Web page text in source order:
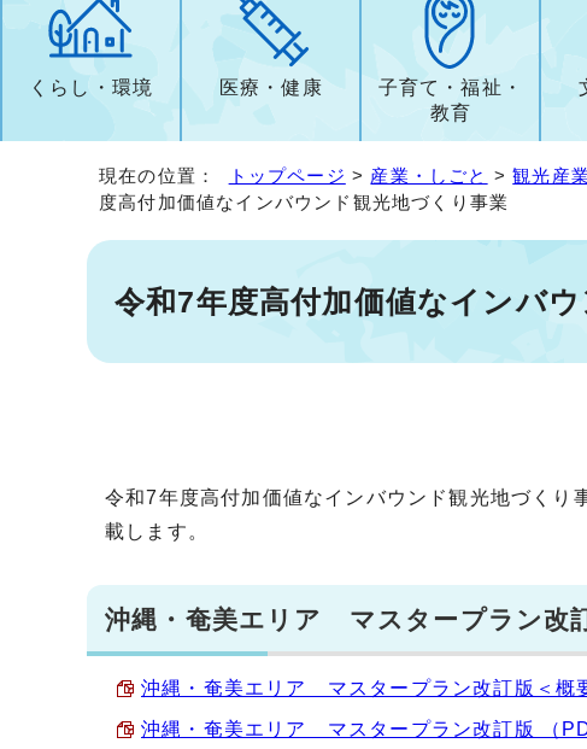
くらし・環境 医療・健康
子育て・福祉・
教育
現在の位置： トップページ > 産業・しごと >観光産
度高付加価値なインバウンド観光地づくり事業
令和7年度高付加価値なインバ
令和7年度高付加価値なインバウンド観光地づくり
載します。
沖縄・奄美エリア マスタープラン改
沖縄・奄美エリア マスタープラン改訂版＜概
沖縄・奄美エリア マスタープラン改訂版 （